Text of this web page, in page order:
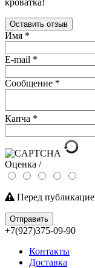
Оставить отзыв
Имя *
E-mail *
Сообщение *
Капча *
Оценка /
Перед
Отправить
+7(927)375-09-90
Контакты
Доставка